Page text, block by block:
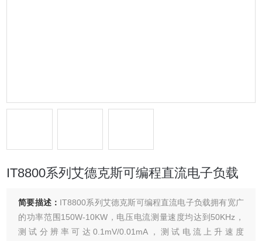
IT8800系列艾德克斯可编程直流电子负载
简要描述： IT8800系列艾德克斯可编程直流电子负载拥有宽广
的功率范围150W-10KW，电压电流测量速度均达到50KHz，
测试分辨率可达0.1mV/0.01mA，测试电流上升速度